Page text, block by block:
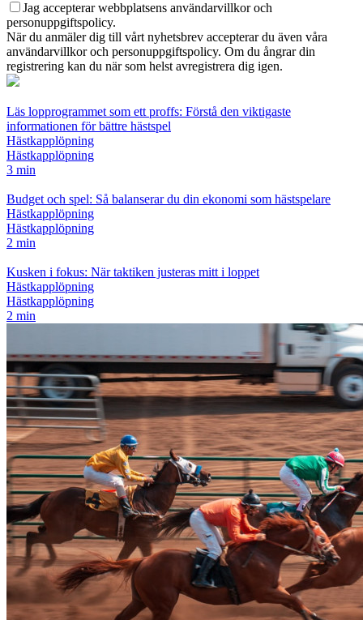
Jag accepterar webbplatsens användarvillkor och
personuppgiftspolicy.
När du anmäler dig till vårt nyhetsbrev accepterar du även våra
användarvillkor och personuppgiftspolicy. Om du ångrar din
registrering kan du när som helst avregistrera dig igen.
Läs lopprogrammet som ett proffs: Förstå den viktigaste
informationen för bättre hästspel
Hästkapplöpning
Hästkapplöpning
3 min
Budget och spel: Så balanserar du din ekonomi som hästspelare
Hästkapplöpning
Hästkapplöpning
2 min
Kusken i fokus: När taktiken justeras mitt i loppet
Hästkapplöpning
Hästkapplöpning
2 min